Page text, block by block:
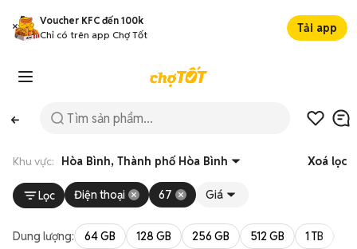
Voucher KFC đến 100k
Chỉ có trên app Chợ Tốt
Tải app
Khu vực: Hòa Bình, Thành phố Hòa Bình Xoá lọc
Lọc Điện thoại 67 Giá
Dung lượng: 64 GB 128 GB 256 GB 512 GB 1 TB